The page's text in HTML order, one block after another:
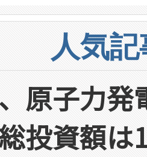
人気
原子力
投資額は